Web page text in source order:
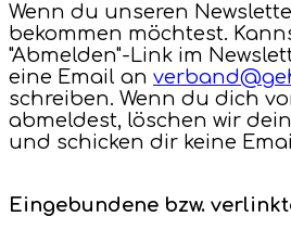
Wenn du unseren
bekommen möchtest.
"Abmelden"-Link im
eine Email an
schreiben. Wenn du dich
abmeldest, löschen wir
und schicken dir keine
Eingebundene bzw.